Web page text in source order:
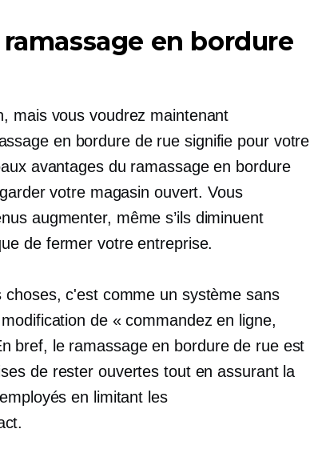
en bordure
mais vous voudrez maintenant
en bordure de rue signifie pour votre
avantages du ramassage en bordure
votre magasin ouvert. Vous
augmenter, même s’ils diminuent
de fermer votre entreprise.
c'est comme un système sans
de « commandez en ligne,
bref, le ramassage en bordure de rue est
de rester ouvertes tout en assurant la
en limitant les